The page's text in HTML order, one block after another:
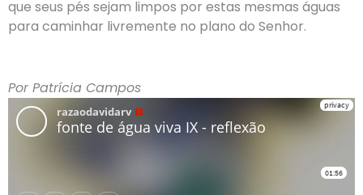
que seus pés sejam limpos por estas mesmas águas
para caminhar livremente no plano do Senhor.
Por Patrícia Campos